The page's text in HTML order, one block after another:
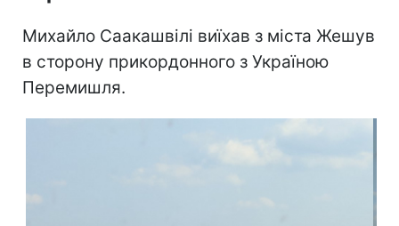
Михайло Саакашвілі виїхав з міста Жешув
в сторону прикордонного з Україною
Перемишля.